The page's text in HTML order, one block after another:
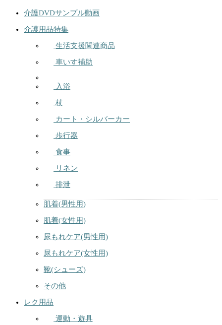
介護DVDサンプル動画
介護用品特集
生活支援関連商品
車いす補助
入浴
杖
カート・シルバーカー
歩行器
食事
リネン
排泄
肌着(男性用)
肌着(女性用)
尿もれケア(男性用)
尿もれケア(女性用)
靴(シューズ)
その他
レク用品
運動・遊具